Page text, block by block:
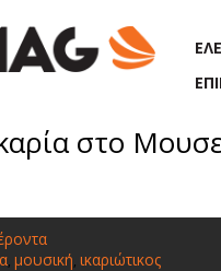
στο
, μουσική, ικαριώτικος